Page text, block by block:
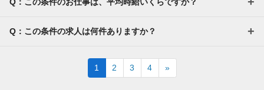
Q：この条件の求人は何件ありますか？
1 2 3 4 »Next